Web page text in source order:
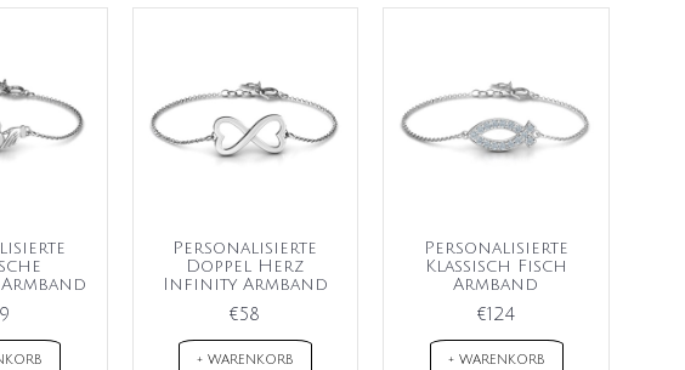
Personalisierte
Doppel Herz
Infinity Armband
€58
+ WARENKORB
Personalisierte
Klassisch Fisch
Armband
€124
+ WARENKORB